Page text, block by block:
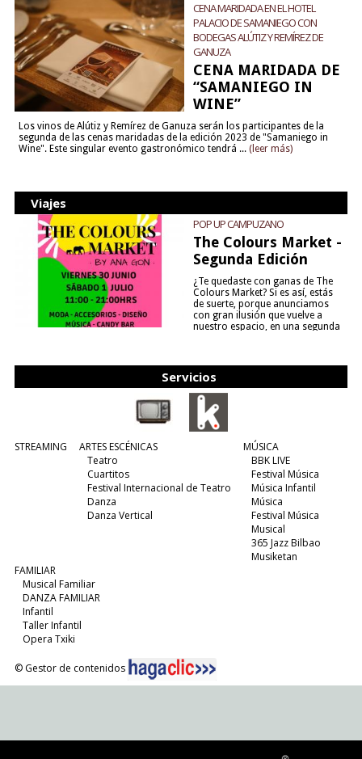
CENA MARIDADA EN EL HOTEL
PALACIO DE SAMANIEGO CON
BODEGAS ALÚTIZ Y REMÍREZ DE
GANUZA
CENA MARIDADA DE
“SAMANIEGO IN
WINE”
Los vinos de Alútiz y Remírez de Ganuza serán los participantes de la
segunda de las cenas maridadas de la edición 2023 de "Samaniego in
Wine". Este singular evento gastronómico tendrá ... (leer más)
Viajes
POP UP CAMPUZANO
The Colours Market -
Segunda Edición
¿Te quedaste con ganas de The
Colours Market? Si es así, estás
de suerte, porque anunciamos
con gran ilusión que vuelve a
nuestro espacio, en una segunda
Servicios
STREAMING
ARTES ESCÉNICAS
Teatro
Cuartitos
Festival Internacional de Teatro
Danza
Danza Vertical
MÚSICA
BBK LIVE
Festival Música
Música Infantil
Música
Festival Música
Musical
365 Jazz Bilbao
Musiketan
FAMILIAR
Musical Familiar
DANZA FAMILIAR
Infantil
Taller Infantil
Opera Txiki
© Gestor de contenidos